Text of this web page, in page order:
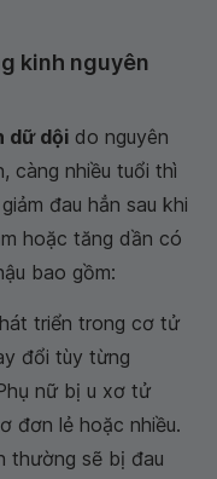
kinh nguyên
dữ dội do nguyên
càng nhiều tuổi thì
đau hẳn sau khi
hoặc tăng dần có
bao gồm:
triển trong cơ tử
đổi tùy từng
nữ bị u xơ tử
đơn lẻ hoặc nhiều.
thường sẽ bị đau